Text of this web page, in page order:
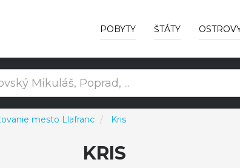
POBYTY ŠTÁTY
mesto Llafranc Kris
KRIS